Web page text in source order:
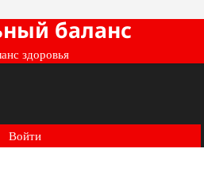
баланс
здоровья
Войти